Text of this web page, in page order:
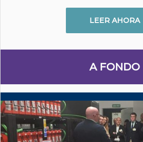
LEER AHORA
A FONDO